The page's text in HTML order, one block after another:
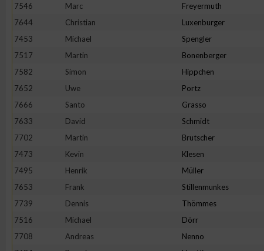
7546
Marc Freyermuth
7644
Christian Luxenburger
7453
Michael Spengler
7517
Martin Bonenberger
7582
Simon Hippchen
7652
Uwe Portz
7666
Santo Grasso
7633
David Schmidt
7702
Martin Brutscher
7473
Kevin Klesen
7495
Henrik Müller
7653
Frank Stillenmunkes
7739
Dennis Thömmes
7516
Michael Dörr
7708
Andreas Nenno